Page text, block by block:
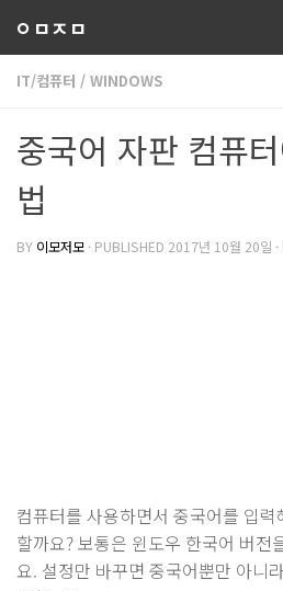
ㅇㅁㅈㅁ
IT/컴퓨터 / WINDOWS
중국어 자판 컴퓨
법
BY 이모저모 · PUBLISHED 2017년 10월 20일
컴퓨터를 사용하면서 중국어를 입
할까요? 보통은 윈도우 한국어 버전
요. 설정만 바꾸면 중국어뿐만 아니